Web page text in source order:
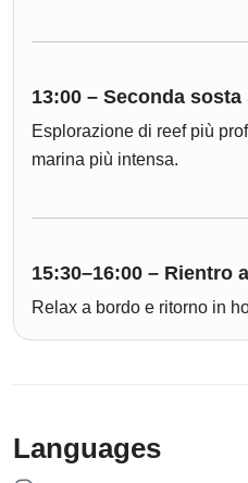
13:00 – Seconda
Esplorazione di reef più
marina più intensa.
15:30–16:00 – Rientro
Relax a bordo e ritorno in
Languages